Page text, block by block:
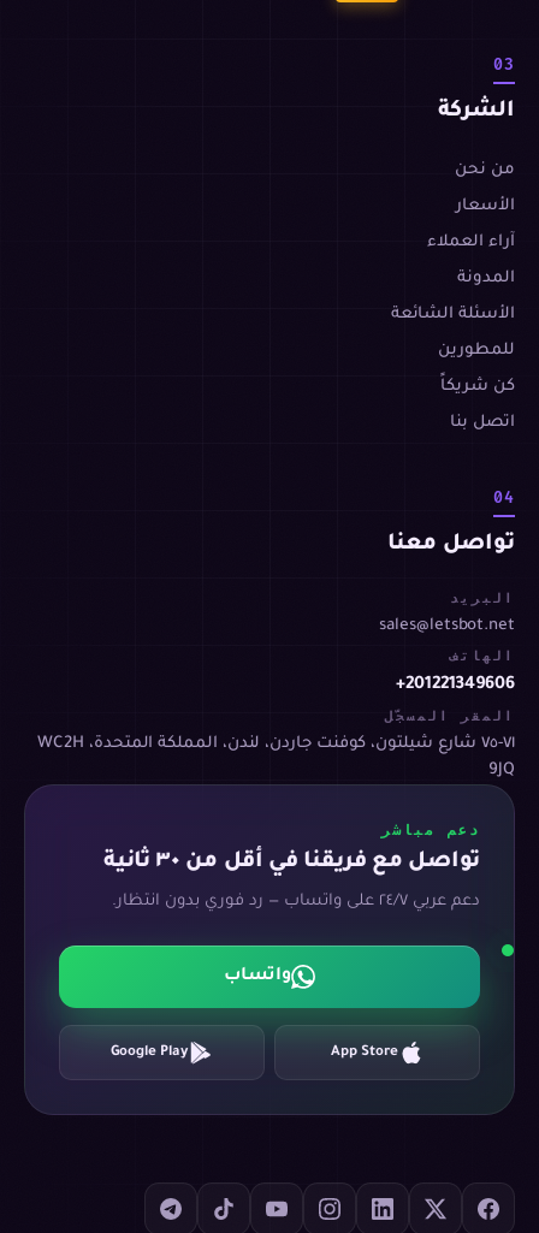
03
الشركة
من نحن
الأسعار
آراء العملاء
المدونة
الأسئلة الشائعة
للمطورين
كن شريكاً
اتصل بنا
04
تواصل معنا
البريد
sales@letsbot.net
الهاتف
+201221349606
المقر المسجّل
٧١-٧٥ شارع شيلتون، كوفنت جاردن، لندن، المملكة المتحدة، WC2H
9JQ
دعم مباشر
تواصل مع فريقنا في أقل من ٣٠ ثانية
دعم عربي ٢٤/٧ على واتساب — رد فوري بدون انتظار.
واتساب
App Store
Google Play